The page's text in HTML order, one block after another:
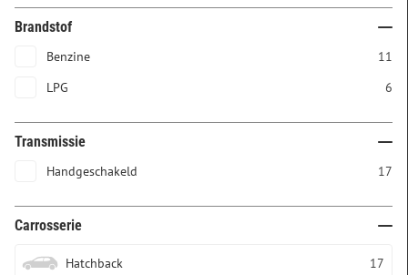
Brandstof
Benzine
11
LPG
6
Transmissie
Handgeschakeld 17
Carrosserie
Hatchback 17